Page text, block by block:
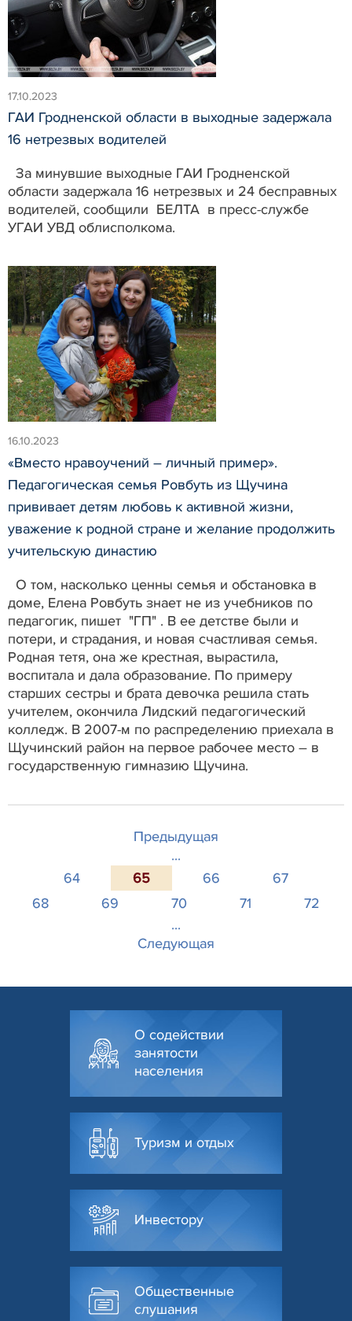
17.10.2023
ГАИ Гродненской области в выходные задержала
16 нетрезвых водителей
За минувшие выходные ГАИ Гродненской
области задержала 16 нетрезвых и 24 бесправных
водителей, сообщили БЕЛТА в пресс-службе
УГАИ УВД облисполкома.
16.10.2023
«Вместо нравоучений – личный пример».
Педагогическая семья Ровбуть из Щучина
прививает детям любовь к активной жизни,
уважение к родной стране и желание продолжить
учительскую династию
О том, насколько ценны семья и обстановка в
доме, Елена Ровбуть знает не из учебников по
педагогик, пишет "ГП" . В ее детстве были и
потери, и страдания, и новая счастливая семья.
Родная тетя, она же крестная, вырастила,
воспитала и дала образование. По примеру
старших сестры и брата девочка решила стать
учителем, окончила Лидский педагогический
колледж. В 2007-м по распределению приехала в
Щучинский район на первое рабочее место – в
государственную гимназию Щучина.
Предыдущая
...
64
65 66
67
68
69 70 71
72
...
Следующая
О содействии
занятости
населения
Туризм и отдых
Инвестору
Общественные
слушания